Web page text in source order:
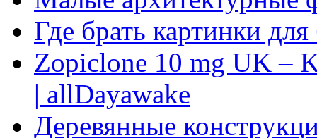
Где брать картинки
Zopiclone 10 mg UK –
| allDayawake
Деревянные